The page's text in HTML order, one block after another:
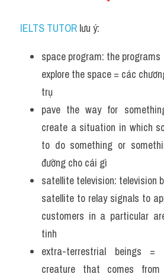
Phân biệt từ
Advice
IELTS Advice
Listening
Writing
Reading
IELTS TUTOR lưu ý:
space program: the
explore the space = các
trụ
pave the way for
create a situation in which
to do something or
đường cho cái gì
satellite television: television
satellite to relay signals to
customers in a particular
tinh
extra-terrestrial beings =
creature that comes